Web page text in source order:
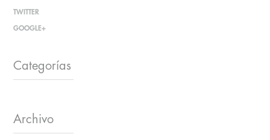
TWITTER
GOOGLE+
Categorías
Archivo